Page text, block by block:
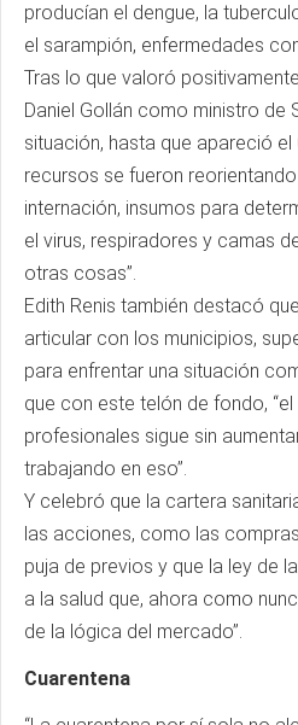
producían el dengue, la
el sarampión, enfermedades
Tras lo que valoró
Daniel Gollán como ministro de
situación, hasta que apareció el
recursos se fueron
internación, insumos para
el virus, respiradores y camas
otras cosas”.
Edith Renis también destacó
articular con los municipios,
para enfrentar una situación
que con este telón de fondo,
profesionales sigue sin
trabajando en eso”.
Y celebró que la cartera
las acciones, como las
puja de previos y que la ley de
a la salud que, ahora como
de la lógica del mercado”.
Cuarentena